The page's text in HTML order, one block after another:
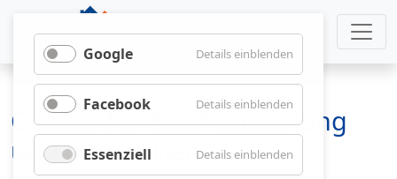
Google Details einblenden
Google
Facebook Details einblenden
Facebook
Essenziell Details einblenden
Essenziell
Glossar für Baufinanzierung
und Immobilien